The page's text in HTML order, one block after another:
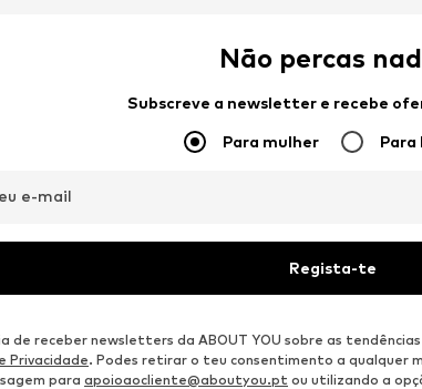
Não percas
Subscreve a newsletter e recebe
Para mulher Para
e-mail
Regista-te
de receber newsletters da ABOUT YOU sobre as
Privacidade. Podes retirar o teu consentimento a qualquer
para apoioaocliente@aboutyou.pt ou utilizando a